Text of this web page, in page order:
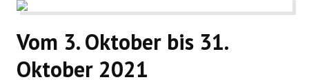
Vom 3. Oktober bis 31.
Oktober 2021